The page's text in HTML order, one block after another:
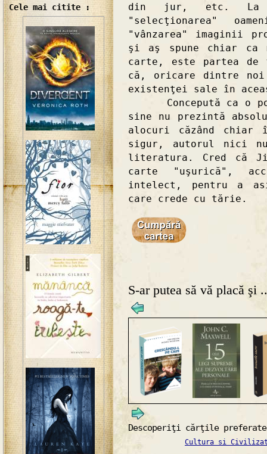
Cele mai citite :
din jur, etc. La
"selecţionarea"
"vânzarea" imaginii
şi aş spune chiar ca
carte, este partea
că, oricare dintre noi
existenţei sale în
Concepută ca o
sine nu prezintă
alocuri căzând
sigur, autorul nici
literatura. Cred că
carte "uşurică",
intelect, pentru a
care crede cu tărie.
S-ar putea să vă placă şi
Descoperiţi cărţile
Cultura si